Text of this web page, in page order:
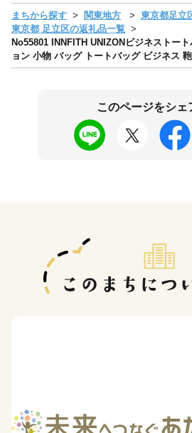
まちから探す 関東地方
東京都足立
東京都 足立区の返礼品一覧
No55801 INNFITH UNIZONビジネストー
ョン 小物 バッグ トートバッグ ビジネス
このページをシェ